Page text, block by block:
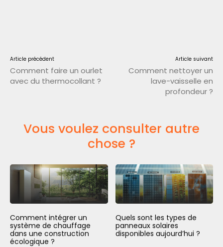
Article précédent
Comment faire un ourlet
avec du thermocollant ?
Article suivant
Comment nettoyer un
lave-vaisselle en
profondeur ?
Vous voulez consulter autre
chose ?
Comment intégrer un
système de chauffage
dans une construction
écologique ?
Quels sont les types de
panneaux solaires
disponibles aujourd’hui ?